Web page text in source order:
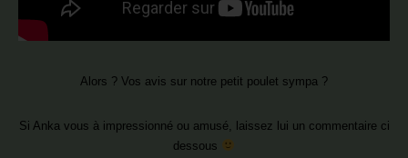
Alors ? Vos avis sur notre petit poulet sympa ?
Si Anka vous à impressionné ou amusé, laissez lui un commentaire ci
dessous